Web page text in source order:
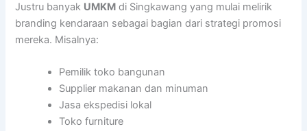
Justru banyak UMKM di Singkawang yang mulai melirik
branding kendaraan sebagai bagian dari strategi promosi
mereka. Misalnya:
Pemilik toko bangunan
Supplier makanan dan minuman
Jasa ekspedisi lokal
Toko furniture